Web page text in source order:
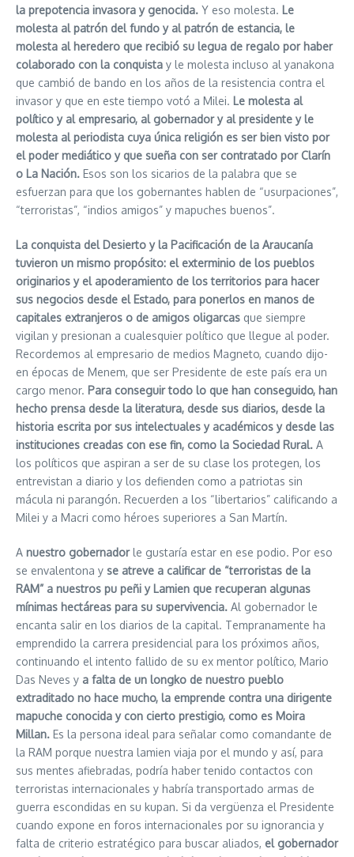
la prepotencia invasora y genocida. Y eso molesta. Le
molesta al patrón del fundo y al patrón de estancia, le
molesta al heredero que recibió su legua de regalo por haber
colaborado con la conquista y le molesta incluso al yanakona
que cambió de bando en los años de la resistencia contra el
invasor y que en este tiempo votó a Milei. Le molesta al
político y al empresario, al gobernador y al presidente y le
molesta al periodista cuya única religión es ser bien visto por
el poder mediático y que sueña con ser contratado por Clarín
o La Nación. Esos son los sicarios de la palabra que se
esfuerzan para que los gobernantes hablen de “usurpaciones”,
“terroristas”, “indios amigos” y mapuches buenos”.
La conquista del Desierto y la Pacificación de la Araucanía
tuvieron un mismo propósito: el exterminio de los pueblos
originarios y el apoderamiento de los territorios para hacer
sus negocios desde el Estado, para ponerlos en manos de
capitales extranjeros o de amigos oligarcas que siempre
vigilan y presionan a cualesquier político que llegue al poder.
Recordemos al empresario de medios Magneto, cuando dijo-
en épocas de Menem, que ser Presidente de este país era un
cargo menor. Para conseguir todo lo que han conseguido, han
hecho prensa desde la literatura, desde sus diarios, desde la
historia escrita por sus intelectuales y académicos y desde las
instituciones creadas con ese fin, como la Sociedad Rural. A
los políticos que aspiran a ser de su clase los protegen, los
entrevistan a diario y los defienden como a patriotas sin
mácula ni parangón. Recuerden a los “libertarios” calificando a
Milei y a Macri como héroes superiores a San Martín.
A nuestro gobernadorle gustaría estar en ese podio. Por eso
se envalentona y se atreve a calificar de “terroristas de la
RAM” a nuestros pu peñi y Lamien que recuperan algunas
mínimas hectáreas para su supervivencia. Al gobernador le
encanta salir en los diarios de la capital. Tempranamente ha
emprendido la carrera presidencial para los próximos años,
continuando el intento fallido de su ex mentor político, Mario
Das Neves y a falta de un longko de nuestro pueblo
extraditado no hace mucho, la emprende contra una dirigente
mapuche conocida y con cierto prestigio, como es Moira
Millan. Es la persona ideal para señalar como comandante de
la RAM porque nuestra lamien viaja por el mundo y así, para
sus mentes afiebradas, podría haber tenido contactos con
terroristas internacionales y habría transportado armas de
guerra escondidas en su kupan. Si da vergüenza el Presidente
cuando expone en foros internacionales por su ignorancia y
falta de criterio estratégico para buscar aliados, el gobernador